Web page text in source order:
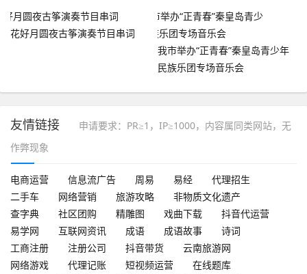
花好月圆夜古筝演奏节目串词
我市举办“正青春”秦皇岛青少年
民族乐团专场音乐会
友情链接
申请要求：PR≥1，IP≥1000，内容属同类网站，无
作弊现象
电商运营 信息流广告 周易 易经
代理招生
二手车
网络营销 旅游攻略
非物质文化遗产
查字典
社区团购 精雕图 戏曲下载
抖音代运营
易学网
互联网资讯 成语 成语故事
诗词
工商注册
注册公司 抖音带货
云南旅游网
网络游戏
代理记账 短视频运营
在线题库